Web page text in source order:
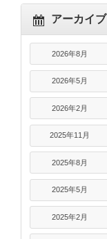
アーカイブ
2026年8月
2026年5月
2026年2月
2025年11月
2025年8月
2025年5月
2025年2月